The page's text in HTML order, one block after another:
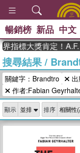
暢銷榜 新品 中文
指標大獎肯定！
搜尋結果/
關鍵字：Brandtro
作者:Fabian
顯示 排序